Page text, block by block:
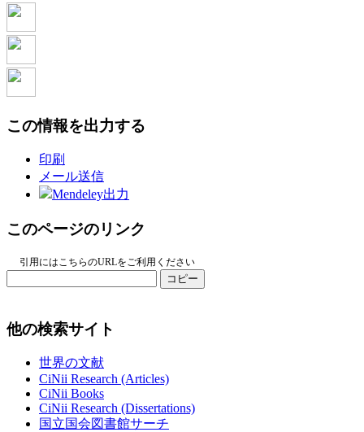
この情報を出力する
印刷
メール送信
Mendeley出力
このページのリンク
引用にはこちらのURLをご利用ください
コピー
他の検索サイト
世界の文献
CiNii Research (Articles)
CiNii Books
CiNii Research (Dissertations)
国立国会図書館サーチ